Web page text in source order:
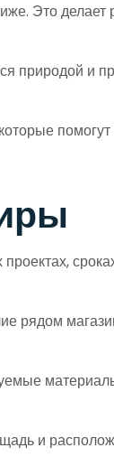
Это делает
природой и
рядом
и